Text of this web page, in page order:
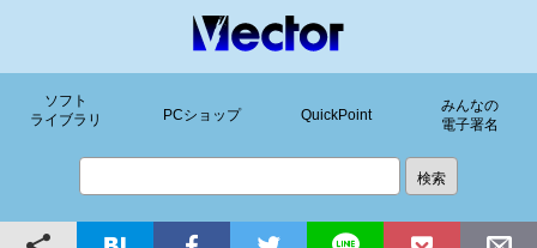
ソフト
ライブラリ
PCショップ QuickPoint
みんなの
電子署名